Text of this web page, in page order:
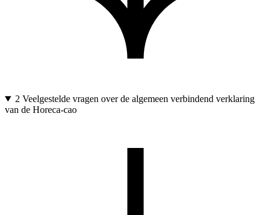
2 Veelgestelde vragen over de algemeen verbindend verklaring
van de Horeca-cao